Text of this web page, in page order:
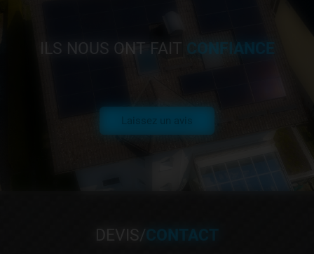
ILS NOUS ONT FAIT CONFIANCE
Laissez un avis
DEVIS/ CONTACT